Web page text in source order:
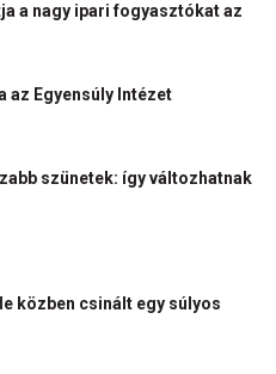
a nagy ipari fogyasztókat az
az Egyensúly Intézet
szünetek: így változhatnak
közben csinált egy súlyos